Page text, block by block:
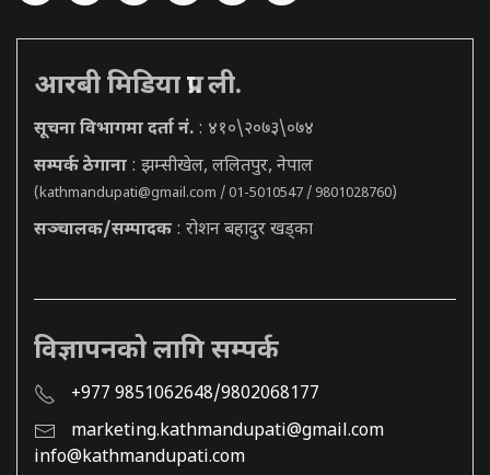
आरबी मिडिया प्रा. ली.
सूचना विभागमा दर्ता नं. : ४१०\२०७३\०७४
सम्पर्क ठेगाना : झम्सीखेल, ललितपुर, नेपाल
(kathmandupati@gmail.com / 01-5010547 / 9801028760)
सञ्चालक/सम्पादक : रोशन बहादुर खड्का
विज्ञापनको लागि सम्पर्क
+977 9851062648/9802068177
marketing.kathmandupati@gmail.com
info@kathmandupati.com